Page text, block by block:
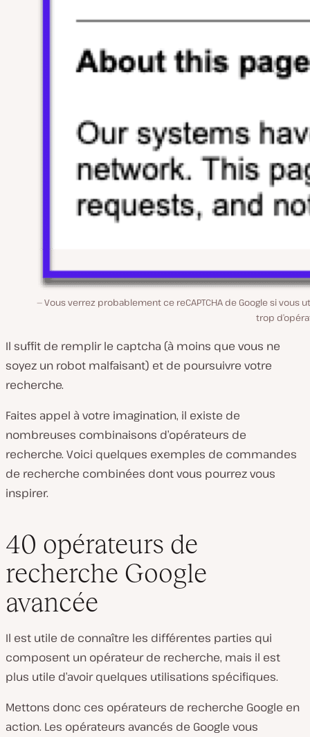
Vous verrez probablement ce reCAPTCHA de Google si vous
trop
Il suffit de remplir le captcha (à moins que vous ne
soyez un robot malfaisant) et de poursuivre votre
recherche.
Faites appel à votre imagination, il existe de
nombreuses combinaisons d’opérateurs de
recherche. Voici quelques exemples de commandes
de recherche combinées dont vous pourrez vous
inspirer.
40 opérateurs de
recherche Google
avancée
Il est utile de connaître les différentes parties qui
composent un opérateur de recherche, mais il est
plus utile d’avoir quelques utilisations spécifiques.
Mettons donc ces opérateurs de recherche Google en
action. Les opérateurs avancés de Google vous